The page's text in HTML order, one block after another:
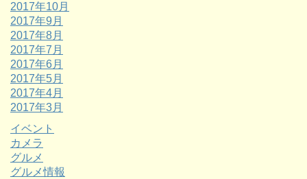
2017年10月
2017年9月
2017年8月
2017年7月
2017年6月
2017年5月
2017年4月
2017年3月
イベント
カメラ
グルメ
グルメ情報